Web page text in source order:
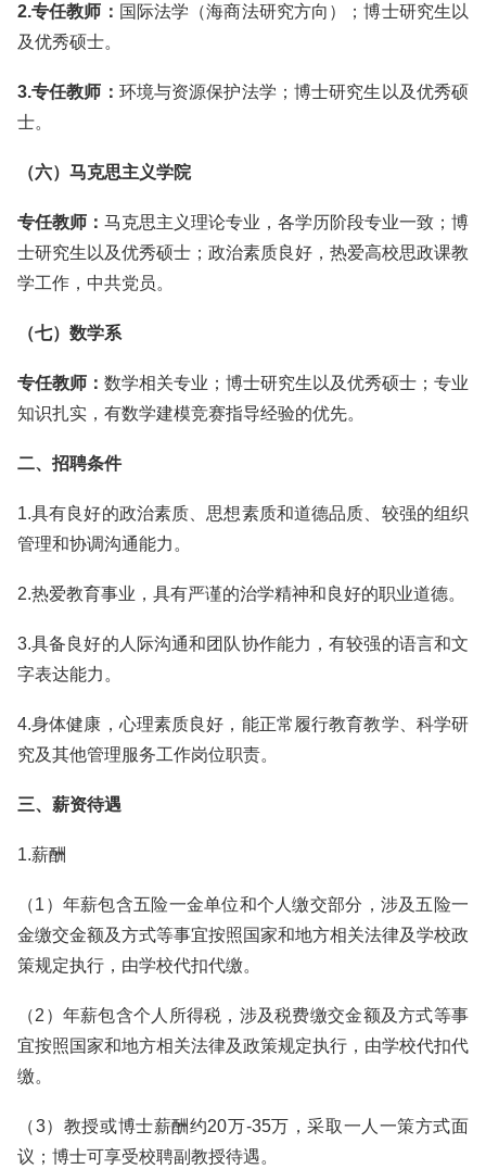
2.专任教师： 国际法学（海商法研究方向）；博士研究生以
及优秀硕士。
3.专任教师： 环境与资源保护法学；博士研究生以及优秀硕
士。
（六）马克思主义学院
专任教师： 马克思主义理论专业，各学历阶段专业一致；博
士研究生以及优秀硕士；政治素质良好，热爱高校思政课教
学工作，中共党员。
（七）数学系
专任教师： 数学相关专业；博士研究生以及优秀硕士；专业
知识扎实，有数学建模竞赛指导经验的优先。
二、招聘条件
1.具有良好的政治素质、思想素质和道德品质、较强的组织
管理和协调沟通能力。
2.热爱教育事业，具有严谨的治学精神和良好的职业道德。
3.具备良好的人际沟通和团队协作能力，有较强的语言和文
字表达能力。
4.身体健康，心理素质良好，能正常履行教育教学、科学研
究及其他管理服务工作岗位职责。
三、薪资待遇
1.薪酬
（1）年薪包含五险一金单位和个人缴交部分，涉及五险一
金缴交金额及方式等事宜按照国家和地方相关法律及学校政
策规定执行，由学校代扣代缴。
（2）年薪包含个人所得税，涉及税费缴交金额及方式等事
宜按照国家和地方相关法律及政策规定执行，由学校代扣代
缴。
（3）教授或博士薪酬约20万-35万，采取一人一策方式面
议；博士可享受校聘副教授待遇。